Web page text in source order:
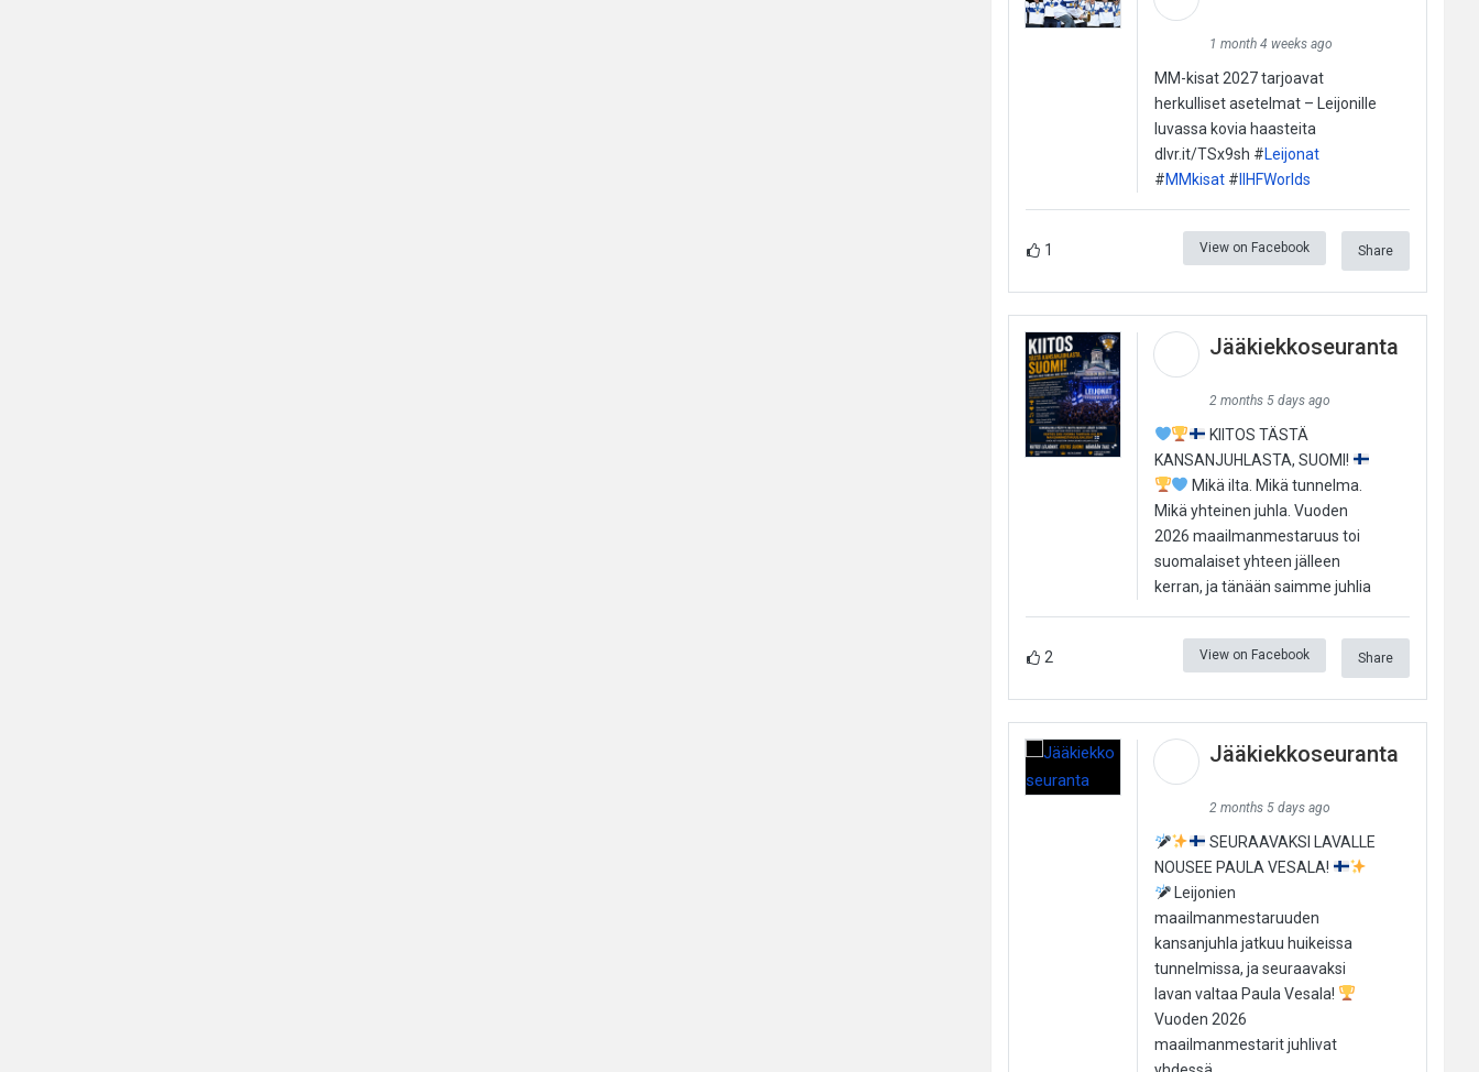
1 month 4 weeks ago
MM-kisat 2027 tarjoavat
herkulliset asetelmat – Leijonille
luvassa kovia haasteita
dlvr.it/TSx9sh #Leijonat
#MMkisat#IIHFWorlds
1 View on Facebook Share
Jääkiekkoseuranta
2 months 5 days ago
KIITOS TÄSTÄ
KANSANJUHLASTA, SUOMI!
Mikä ilta. Mikä tunnelma.
Mikä yhteinen juhla. Vuoden
2026 maailmanmestaruus toi
suomalaiset yhteen jälleen
kerran, ja tänään saimme juhlia
2 View on Facebook Share
Jääkiekkoseuranta
2 months 5 days ago
SEURAAVAKSI LAVALLE
NOUSEE PAULA VESALA!
Leijonien
maailmanmestaruuden
kansanjuhla jatkuu huikeissa
tunnelmissa, ja seuraavaksi
lavan valtaa Paula Vesala!
Vuoden 2026
maailmanmestarit juhlivat